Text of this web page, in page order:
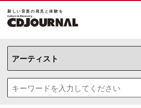
新しい⾳楽の発⾒と体験を